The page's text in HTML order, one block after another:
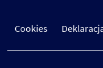
Cookies